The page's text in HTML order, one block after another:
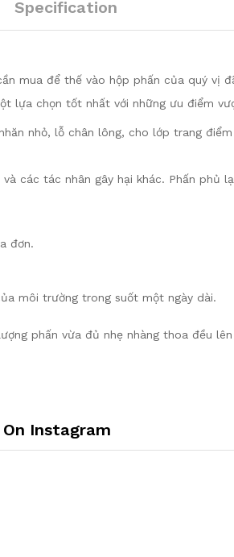
Specification
mua để thế vào hộp phấn của quý vị
lựa chọn tốt nhất với những ưu điểm
nhỏ, lỗ chân lông, cho lớp trang
các tác nhân gây hại khác. Phấn phủ
đơn.
môi trường trong suốt một ngày dài.
phấn vừa đủ nhẹ nhàng thoa đều
Instagram